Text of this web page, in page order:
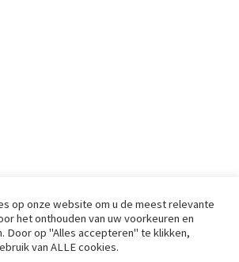
op onze website om u de meest relevante
het onthouden van uw voorkeuren en
Door op "Alles accepteren" te klikken,
van ALLE cookies.